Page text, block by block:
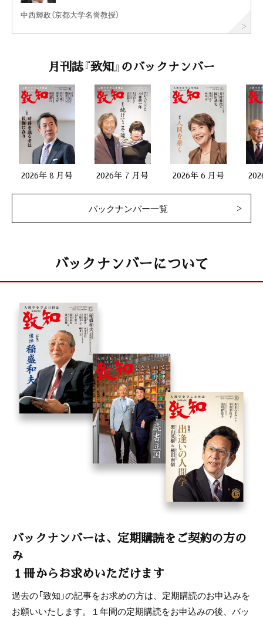
中西輝政（京都大学名誉教授）
月刊誌『致知』のバックナンバー
2026年 8 月号 2026年 7 月号 2026年 6 月号
バックナンバー一覧
バックナンバーについて
バックナンバーは、定期購読をご契約の方の
み
１冊からお求めいただけます
過去の「致知」の記事をお求めの方は、定期購読のお申込みを
お願いいたします。１年間の定期購読をお申込みの後、バッ